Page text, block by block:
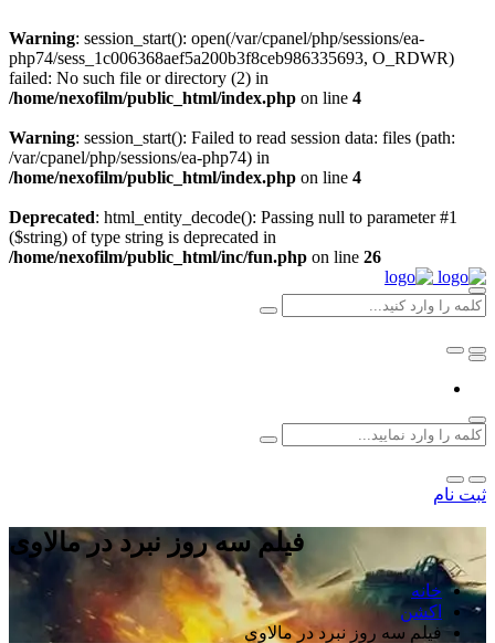
Warning: session_start(): open(/var/cpanel/php/sessions/ea-
php74/sess_1c006368aef5a200b3f8ceb986335693, O_RDWR)
failed: No such file or directory (2) in
/home/nexofilm/public_html/index.php on line 4
Warning: session_start(): Failed to read session data: files (path:
/var/cpanel/php/sessions/ea-php74) in
/home/nexofilm/public_html/index.php on line 4
Deprecated: html_entity_decode(): Passing null to parameter #1
($string) of type string is deprecated in
/home/nexofilm/public_html/inc/fun.php on line 26
ثبت نام
فیلم سه روز نبرد در مالاوی
خانه
اکشن
فیلم سه روز نبرد در مالاوی